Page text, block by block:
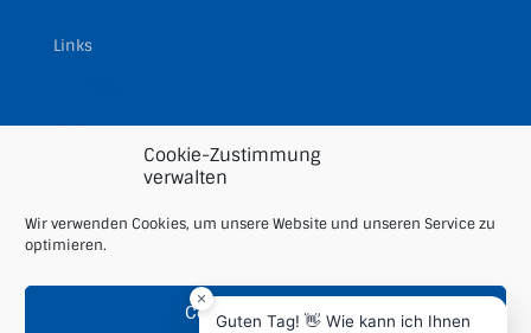
Cookie-Zustimmung
verwalten
Wir verwenden Cookies, um unsere Website und unseren Service zu
optimieren.
Cookies akzeptieren
Links
AGBs
Datenschutz
Cookie Richtlinie
Guten Tag! 👋 Wie kann ich Ihnen